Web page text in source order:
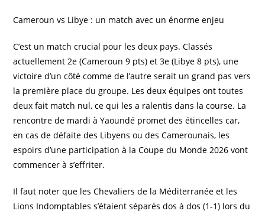
Cameroun vs Libye : un match avec un énorme enjeu
C’est un match crucial pour les deux pays. Classés
actuellement 2e (Cameroun 9 pts) et 3e (Libye 8 pts), une
victoire d’un côté comme de l’autre serait un grand pas vers
la première place du groupe. Les deux équipes ont toutes
deux fait match nul, ce qui les a ralentis dans la course. La
rencontre de mardi à Yaoundé promet des étincelles car,
en cas de défaite des Libyens ou des Camerounais, les
espoirs d’une participation à la Coupe du Monde 2026 vont
commencer à s’effriter.
Il faut noter que les Chevaliers de la Méditerranée et les
Lions Indomptables s’étaient séparés dos à dos (1-1) lors du